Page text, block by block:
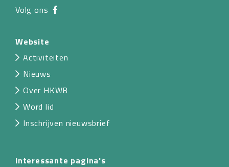
Volg ons
Website
Activiteiten
Nieuws
Over HKWB
Word lid
Inschrijven nieuwsbrief
Interessante pagina's